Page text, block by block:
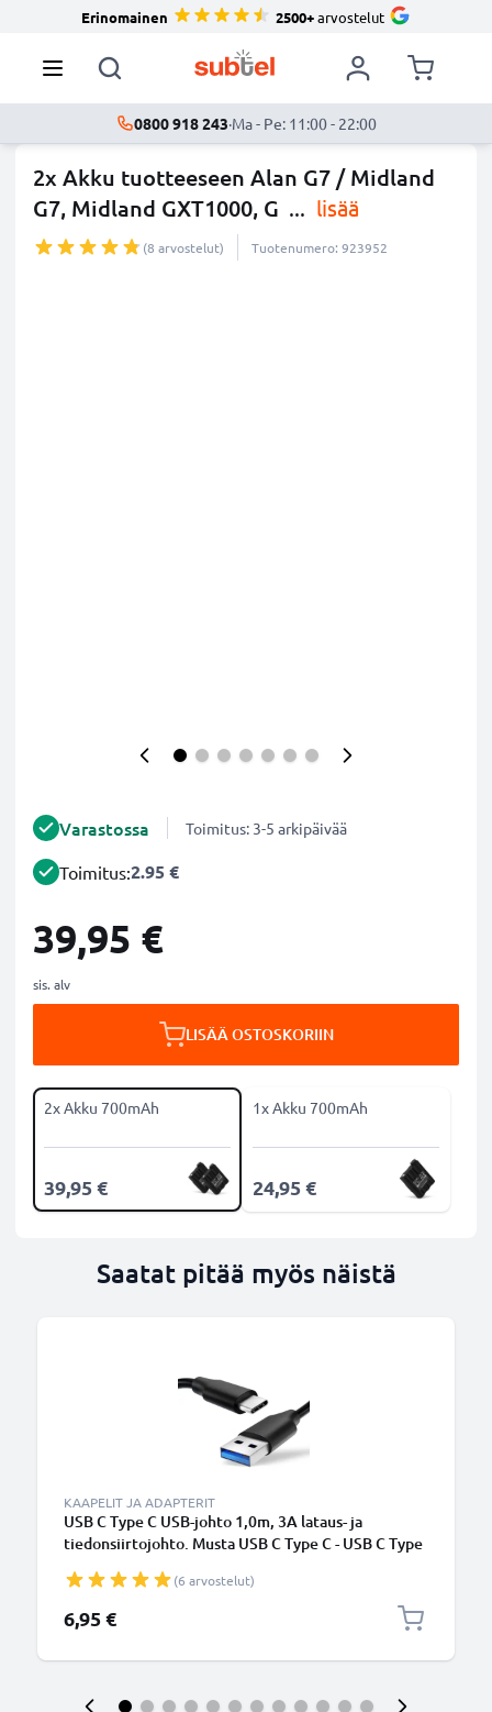
Erinomainen 2500+arvostelut
0800 918 243·Ma - Pe: 11:00 - 22:00
2x Akku tuotteeseen Alan G7 / Midland
G7, Midland GXT1000, G ... lisää
(8 arvostelut) Tuotenumero: 923952
Varastossa Toimitus: 3-5 arkipäivää
Toimitus:2.95 €
39,95 €
sis. alv
LISÄÄ OSTOSKORIIN
2x Akku 700mAh
39,95 €
1x Akku 700mAh
24,95 €
Saatat pitää myös näistä
KAAPELIT JA ADAPTERIT
USB C Type C USB-johto 1,0m, 3A lataus- ja
tiedonsiirtojohto. Musta USB C Type C - USB C Type
(6 arvostelut)
6,95 €